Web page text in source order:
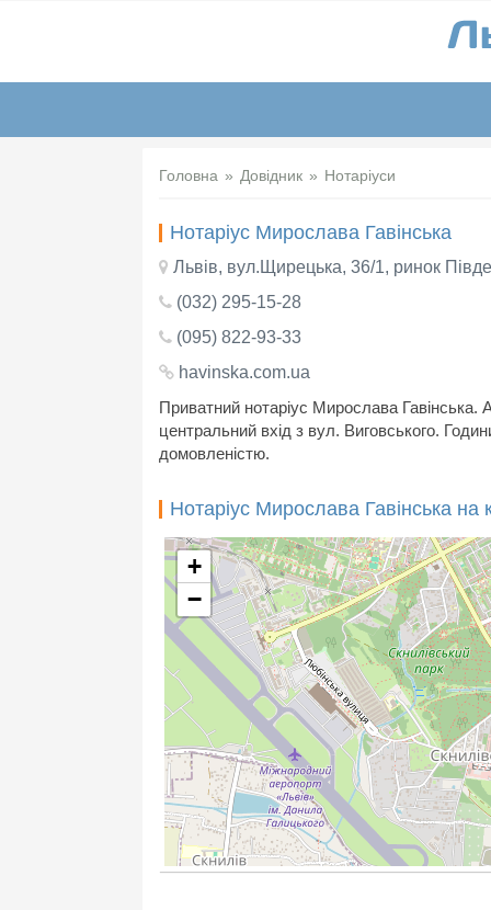
Головна Довідник Нотаріуси
Нотаріус Мирослава Гавінська
Львів, вул.Щирецька, 36/1, ринок
(032) 295-15-28
(095) 822-93-33
havinska.com.ua
Приватний нотаріус Мирослава
центральний вхід з вул. Виговського.
домовленістю.
Нотаріус Мирослава Гавінська на
+
−